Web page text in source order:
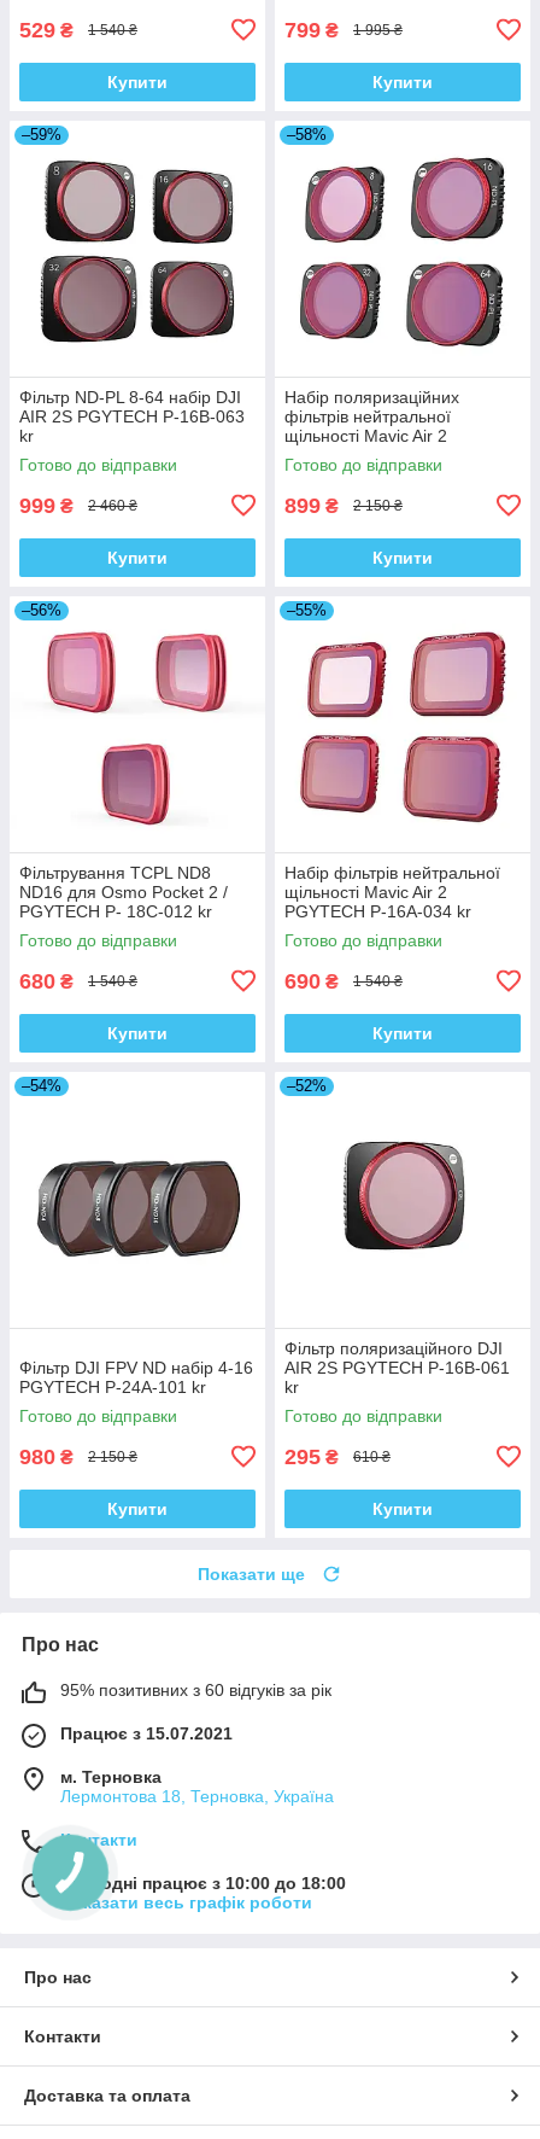
529 ₴ 1 540 ₴
Купити
799 ₴ 1 995 ₴
Купити
–59%
Фільтр ND-PL 8-64 набір DJI
AIR 2S PGYTECH P-16B-063
kr
Готово до відправки
999 ₴ 2 460 ₴
Купити
–58%
Набір поляризаційних
фільтрів нейтральної
щільності Mavic Air 2
PGYTECH P-16A-035 kr
Готово до відправки
899 ₴ 2 150 ₴
Купити
–56%
Фільтрування TCPL ND8
ND16 для Osmo Pocket 2 /
PGYTECH P- 18C-012 kr
Готово до відправки
680 ₴ 1 540 ₴
Купити
–55%
Набір фільтрів нейтральної
щільності Mavic Air 2
PGYTECH P-16A-034 kr
Готово до відправки
690 ₴ 1 540 ₴
Купити
–54%
Фільтр DJI FPV ND набір 4-16
PGYTECH P-24A-101 kr
Готово до відправки
980 ₴ 2 150 ₴
Купити
–52%
Фільтр поляризаційного DJI
AIR 2S PGYTECH P-16B-061
kr
Готово до відправки
295 ₴ 610 ₴
Купити
Показати ще
Про нас
95% позитивних з 60 відгуків за рік
Працює з 15.07.2021
м. Терновка
Лермонтова 18, Терновка, Україна
Контакти
Сьогодні працює з 10:00 до 18:00
Показати весь графік роботи
Про нас
Контакти
Доставка та оплата